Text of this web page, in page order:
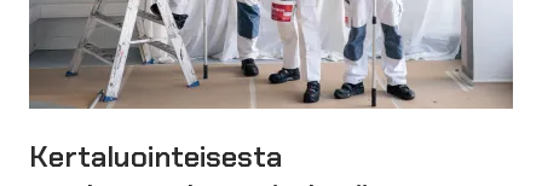
Kertaluointeisesta